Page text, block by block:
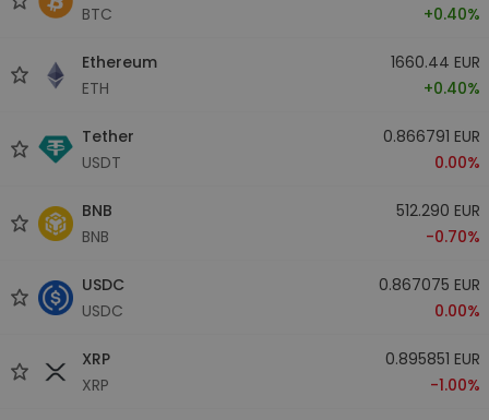
BTC
+0.40%
Ethereum
ETH
1660.44 EUR
+0.40%
Tether
USDT
0.866791 EUR
0.00%
BNB
BNB
512.290 EUR
-0.70%
USDC
USDC
0.867075 EUR
0.00%
XRP
XRP
0.895851 EUR
-1.00%